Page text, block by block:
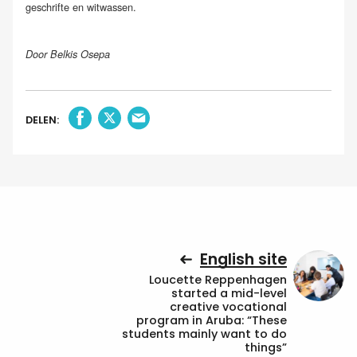
geschrifte en witwassen.
Door Belkis Osepa
DELEN:
English site
Loucette Reppenhagen
started a mid-level
creative vocational
program in Aruba: “These
students mainly want to do
things”